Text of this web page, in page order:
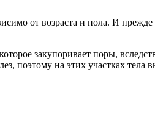
от возраста и пола. И
закупоривает поры,
поэтому на этих участках